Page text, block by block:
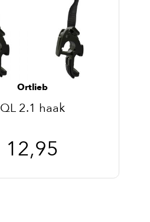
Ortlieb
QL 2.1 haak
12,95